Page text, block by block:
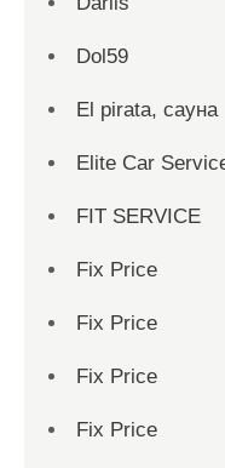
Dol59
El pirata, сауна
Elite Car
FIT SERVICE
Fix Price
Fix Price
Fix Price
Fix Price